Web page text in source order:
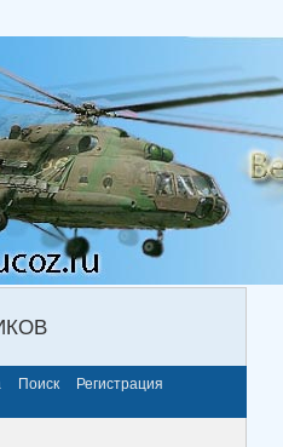
Поиск
Регистрация